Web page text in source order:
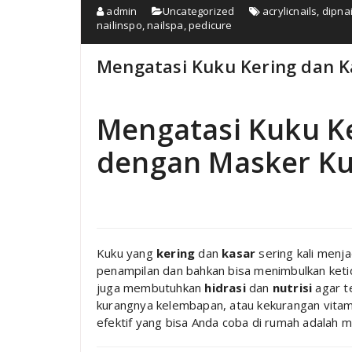
admin Uncategorized acrylicnails,
nailinspo,nailspa,pedicure
Mengatasi Kuku Kering dan
Mengatasi Kuku
dengan Masker
Kuku yang kering dan kasar sering kali
penampilan dan bahkan bisa menimbulkan
juga membutuhkan hidrasidan nutrisi agar
kurangnya kelembapan, atau kekurangan
efektif yang bisa Anda coba di rumah adalah